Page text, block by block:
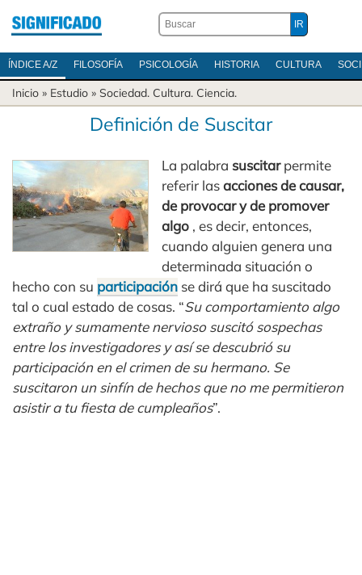
ÍNDICE A/Z FILOSOFÍA PSICOLOGÍA HISTORIA CULTURA
Inicio » Estudio » Sociedad. Cultura. Ciencia.
Definición de Suscitar
La palabra suscitarpermite
referir lasacciones de causar,
de provocar y de promover
algo , es decir, entonces,
cuando alguien genera una
determinada situación o
hecho con su participación se dirá que ha suscitado
tal o cual estado de cosas. “Su comportamiento algo
extraño y sumamente nervioso suscitó sospechas
entre los investigadores y así se descubrió su
participación en el crimen de su hermano. Se
suscitaron un sinfín de hechos que no me permitieron
asistir a tu fiesta de cumpleaños”.